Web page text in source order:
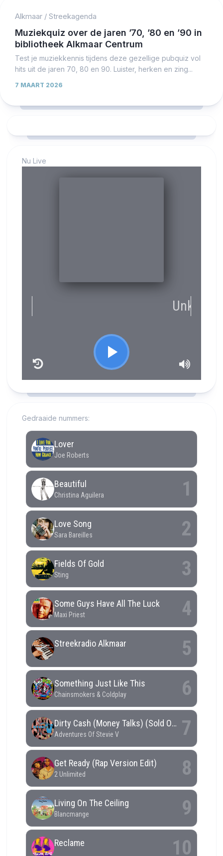
Alkmaar / Streekagenda
Muziekquiz over de jaren ’70, ’80 en ’90 in
bibliotheek Alkmaar Centrum
Test je muziekkennis tijdens deze gezellige pubquiz vol
hits uit de jaren 70, 80 en 90. Luister, herken en zing...
7 MAART 2026
Nu Live
Gedraaide nummers: